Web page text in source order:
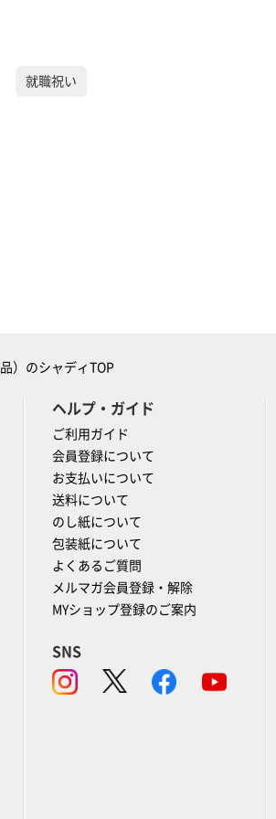
就職祝い
）のシャディTOP
ヘルプ・ガイド
ご利用ガイド
会員登録について
お支払いについて
送料について
のし紙について
包装紙について
よくあるご質問
メルマガ会員登録・解除
MYショップ登録のご案内
SNS